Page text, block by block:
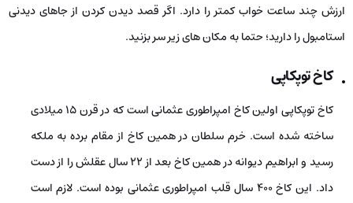
ارزش چند ساعت خواب کمتر را دارد. اگر قصد دیدن کردن از جاهای دیدنی
استامبول را دارید؛ حتما به مکان‌ های زیر سر بزنید.
کاخ توپکاپی
کاخ توپکاپی اولین کاخ امپراطوری عثمانی است که در قرن 15 میلادی
ساخته شده است. خرم سلطان در همین کاخ از مقام برده به ملکه
رسید و ابراهیم دیوانه در همین کاخ بعد از 22 سال عقلش را از دست
داد. این کاخ 400 سال قلب امپراطوری عثمانی بوده است. لازم است